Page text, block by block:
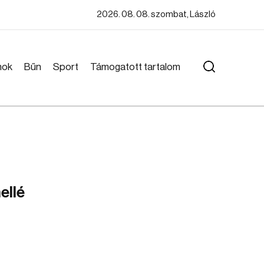
2026. 08. 08. szombat, László
Bűn Sport Támogatott tartalom